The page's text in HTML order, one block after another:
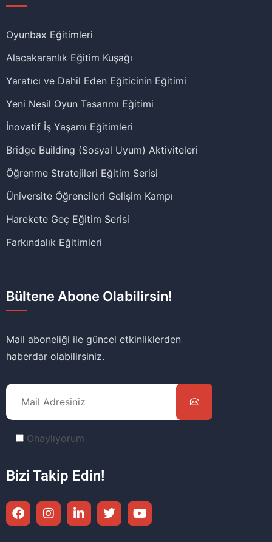
Oyunbax Eğitimleri
Alacakaranlık Eğitim Kuşağı
Yaratıcı ve Dahil Eden Eğiticinin Eğitimi
Yeni Nesil Oyun Tasarımı Eğitimi
İnovatif İş Yaşamı Eğitimleri
Bridge Building (Sosyal Uyum) Aktiviteleri
Öğrenme Stratejileri Eğitim Serisi
Üniversite Öğrencileri Gelişim Kampı
Harekete Geç Eğitim Serisi
Farkındalık Eğitimleri
Bültene Abone Olabilirsin!
Mail aboneliği ile güncel etkinliklerden
haberdar olabilirsiniz.
Onaylıyorum
Bizi Takip Edin!